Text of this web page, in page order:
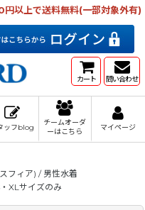
以上で送料無料(一部対象外有)
カート 問い合わせ
ッフblog
チームオーダ
ーはこちら
マイページ
フィア) / 男性水着
XLサイズのみ